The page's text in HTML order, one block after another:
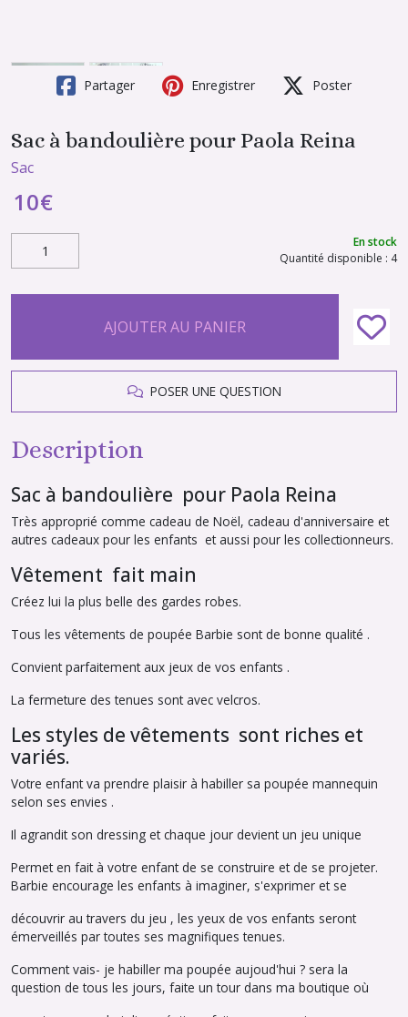
Partager Enregistrer Poster
Sac à bandoulière pour Paola Reina
Sac
10€
En stock
Quantité disponible : 4
AJOUTER AU PANIER
POSER UNE QUESTION
Description
Sac à bandoulière pour Paola Reina
Très approprié comme cadeau de Noël, cadeau d'anniversaire et
autres cadeaux pour les enfants et aussi pour les collectionneurs.
Vêtement fait main
Créez lui la plus belle des gardes robes.
Tous les vêtements de poupée Barbie sont de bonne qualité .
Convient parfaitement aux jeux de vos enfants .
La fermeture des tenues sont avec velcros.
Les styles de vêtements sont riches et
variés.
Votre enfant va prendre plaisir à habiller sa poupée mannequin
selon ses envies .
Il agrandit son dressing et chaque jour devient un jeu unique
Permet en fait à votre enfant de se construire et de se projeter.
Barbie encourage les enfants à imaginer, s'exprimer et se
découvrir au travers du jeu , les yeux de vos enfants seront
émerveillés par toutes ses magnifiques tenues.
Comment vais- je habiller ma poupée aujoud'hui ? sera la
question de tous les jours, faite un tour dans ma boutique où